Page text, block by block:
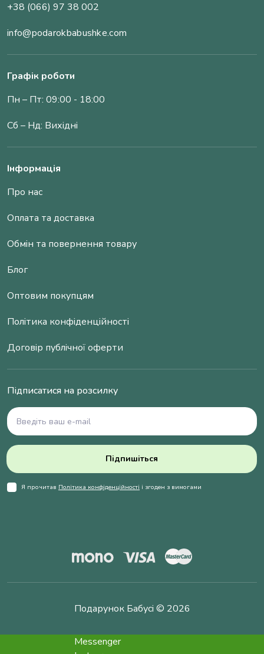
+38 (066) 97 38 002
info@podarokbabushke.com
Графік роботи
Пн – Пт: 09:00 - 18:00
Сб – Нд: Вихідні
Інформація
Про нас
Оплата та доставка
Обмін та повернення товару
Блог
Оптовим покупцям
Політика конфіденційності
Договір публічної оферти
Підписатися на розсилку
Підпишіться
Я прочитав Політика конфіденційності і згоден з вимогами
Подарунок Бабусі © 2026
Messenger